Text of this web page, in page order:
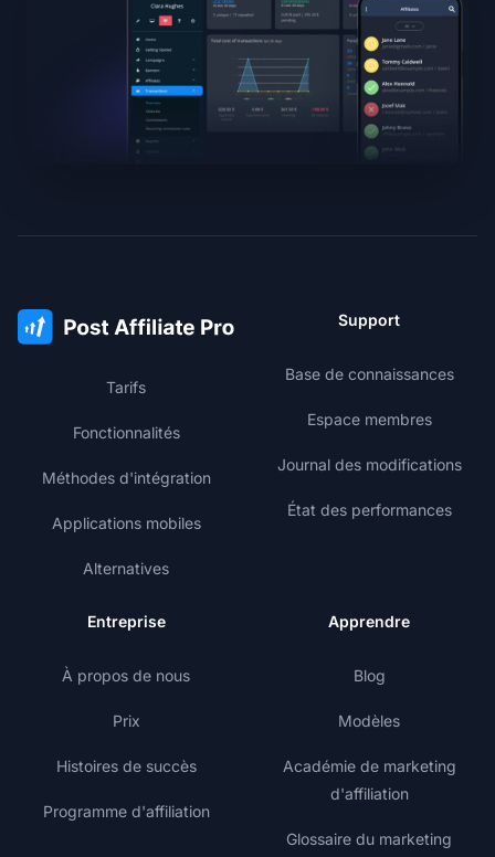
Tarifs
Fonctionnalités
Méthodes d'intégration
Applications mobiles
Alternatives
Support
Base de connaissances
Espace membres
Journal des modifications
État des performances
Entreprise
À propos de nous
Prix
Histoires de succès
Programme d'affiliation
Apprendre
Blog
Modèles
Académie de marketing
d'affiliation
Glossaire du marketing